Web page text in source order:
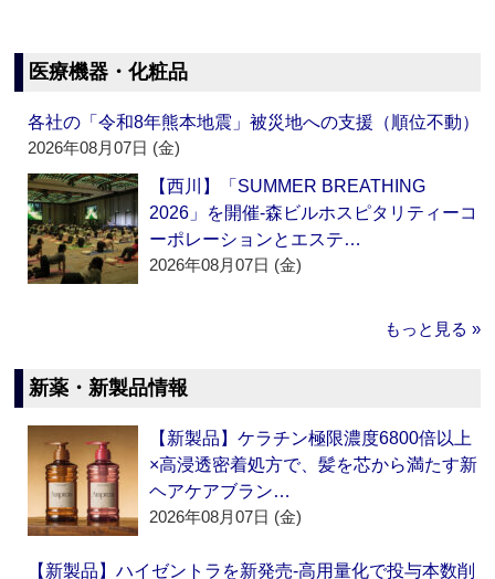
医療機器・化粧品
各社の「令和8年熊本地震」被災地への支援（順位不動）
2026年08月07日 (金)
【西川】「SUMMER BREATHING
2026」を開催‐森ビルホスピタリティーコ
ーポレーションとエステ…
2026年08月07日 (金)
もっと見る »
新薬・新製品情報
【新製品】ケラチン極限濃度6800倍以上
×高浸透密着処方で、髪を芯から満たす新
ヘアケアブラン…
2026年08月07日 (金)
【新製品】ハイゼントラを新発売‐高用量化で投与本数削